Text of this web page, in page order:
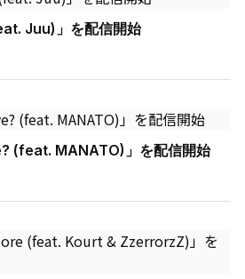
Juu)」を配信開始
(feat. MANATO)」を配信開始